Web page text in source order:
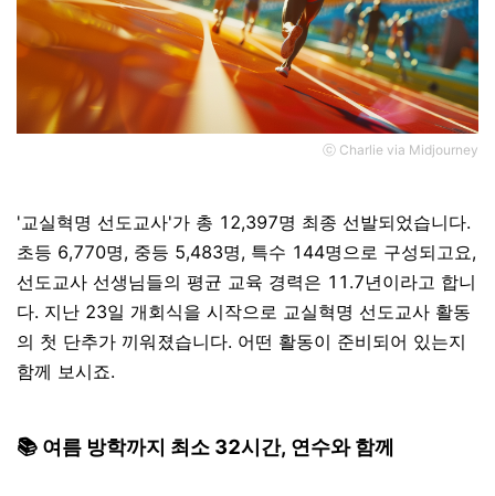
ⓒ Charlie via Midjourney
'교실혁명 선도교사'가 총 12,397명 최종 선발되었습니다.
초등 6,770명, 중등 5,483명, 특수 144명으로 구성되고요,
선도교사 선생님들의 평균 교육 경력은 11.7년이라고 합니
다. 지난 23일 개회식을 시작으로 교실혁명 선도교사 활동
의 첫 단추가 끼워졌습니다. 어떤 활동이 준비되어 있는지
함께 보시죠.
📚 여름 방학까지 최소 32시간, 연수와 함께